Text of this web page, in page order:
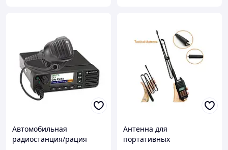
Автомобильная
радиостанция/рация
Антенна для
портативных